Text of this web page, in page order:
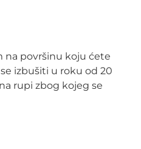
na površinu koju ćete
izbušiti u roku od 20
rupi zbog kojeg se